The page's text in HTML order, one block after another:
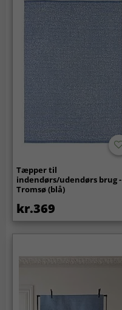
Tæpper til
indendørs/udendørs brug -
Tromsø (blå)
kr.369